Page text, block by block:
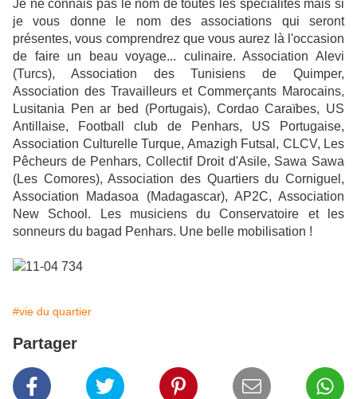
Je ne connais pas le nom de toutes les spécialités mais si
je vous donne le nom des associations qui seront
présentes, vous comprendrez que vous aurez là l'occasion
de faire un beau voyage... culinaire. Association Alevi
(Turcs), Association des Tunisiens de Quimper,
Association des Travailleurs et Commerçants Marocains,
Lusitania Pen ar bed (Portugais), Cordao Caraïbes, US
Antillaise, Football club de Penhars, US Portugaise,
Association Culturelle Turque, Amazigh Futsal, CLCV, Les
Pêcheurs de Penhars, Collectif Droit d'Asile, Sawa Sawa
(Les Comores), Association des Quartiers du Corniguel,
Association Madasoa (Madagascar), AP2C, Association
New School. Les musiciens du Conservatoire et les
sonneurs du bagad Penhars. Une belle mobilisation !
#vie du quartier
Partager